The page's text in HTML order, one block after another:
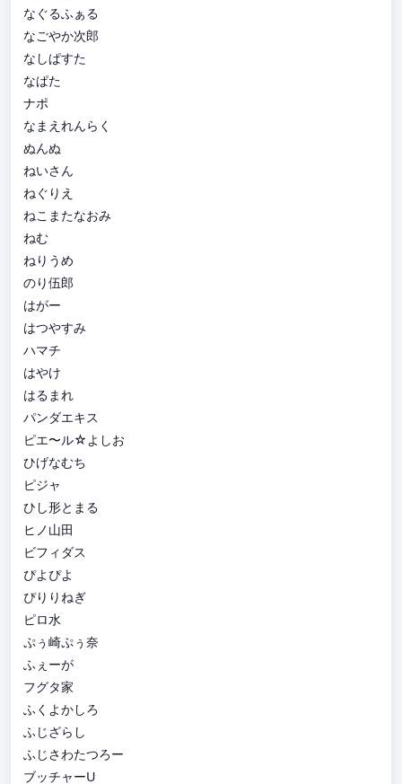
なぐるふぁる
なごやか次郎
なしぱすた
なぱた
ナポ
なまえれんらく
ぬんぬ
ねいさん
ねぐりえ
ねこまたなおみ
ねむ
ねりうめ
のり伍郎
はがー
はつやすみ
ハマチ
はやけ
はるまれ
パンダエキス
ピエ〜ル☆よしお
ひげなむち
ピジャ
ひし形とまる
ヒノ山田
ビフィダス
ぴよぴよ
ぴりりねぎ
ピロ水
ぷぅ崎ぷぅ奈
ふぇーが
フグタ家
ふくよかしろ
ふじざらし
ふじさわたつろー
ブッチャーU